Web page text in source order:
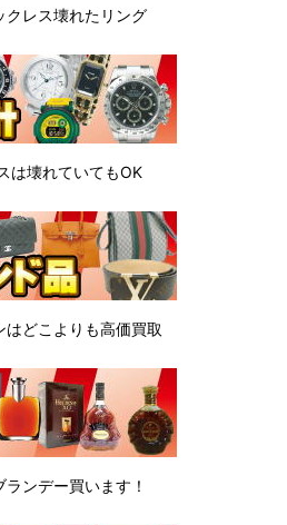
クレス壊れたリング
は壊れていてもOK
はどこよりも高価買取
ランデー買います！